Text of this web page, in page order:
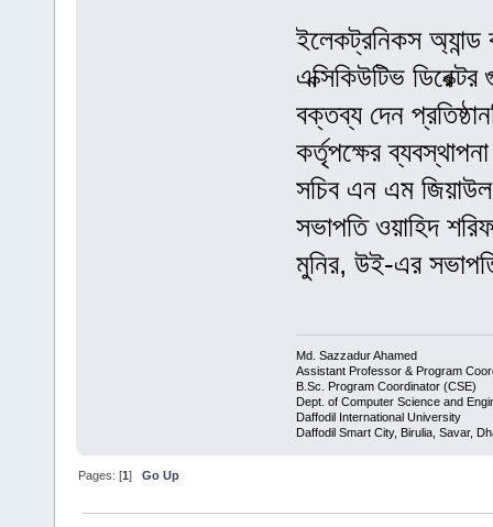
ইলেকট্রনিকস অ্যান্ড
এক্সিকিউটিভ
বক্তব্য দেন
কর্তৃপক্ষের
সচিব এন এম
সভাপতি ওয়াহিদ
মুনির, উই-এর
Md. Sazzadur Ahamed
Assistant Professor & ​Program
​B.Sc. Program Coordinator (CSE)
Dept. of Computer Science and
Daffodil International University
Daffodil Smart City, Birulia, Savar,
Pages: [1]Go Up